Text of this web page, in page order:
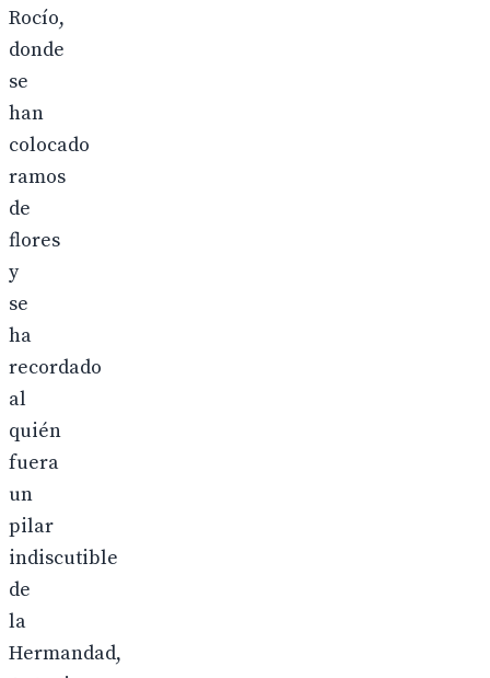
Rocío,
donde
se
han
colocado
ramos
de
flores
y
se
ha
recordado
al
quién
fuera
un
pilar
indiscutible
de
la
Hermandad,